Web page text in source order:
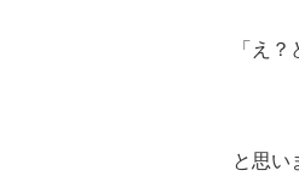
「え
と思い